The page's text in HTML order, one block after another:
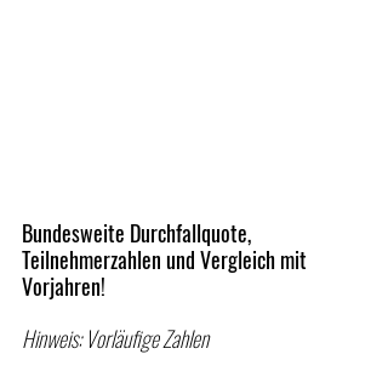
Bundesweite Durchfallquote,
Teilnehmerzahlen und Vergleich mit
Vorjahren!
Hinweis: Vorläufige Zahlen